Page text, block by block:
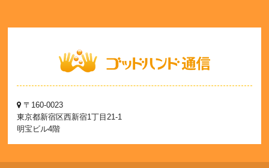
〒160-0023
東京都新宿区西新宿1丁目21-1
明宝ビル4階